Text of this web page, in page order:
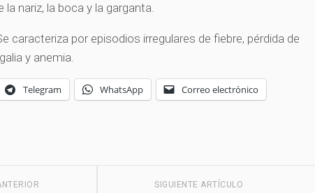
nariz, la boca y la garganta.
caracteriza por episodios irregulares de fiebre, pérdida de
y anemia.
Telegram WhatsApp Correo electrónico
SIGUIENTE ARTÍCULO